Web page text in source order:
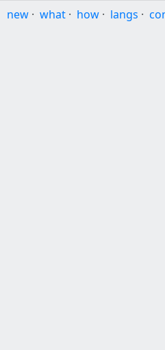
new · what · how · langs ·